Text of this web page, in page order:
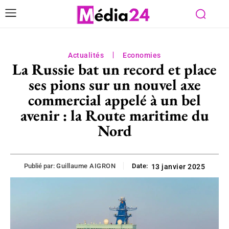
Actualités Economies
La Russie bat un record et place
ses pions sur un nouvel axe
commercial appelé à un bel
avenir : la Route maritime du
Nord
Publié par: Guillaume AIGRON Date: 13 janvier 2025